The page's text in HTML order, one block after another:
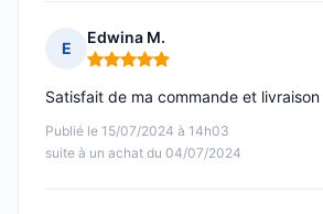
E
Edwina M.
Note : 5 sur 5
Publié le 15/07/2024 à 14h03
suite à un achat du 04/07/2024
Satisfait de ma commande et